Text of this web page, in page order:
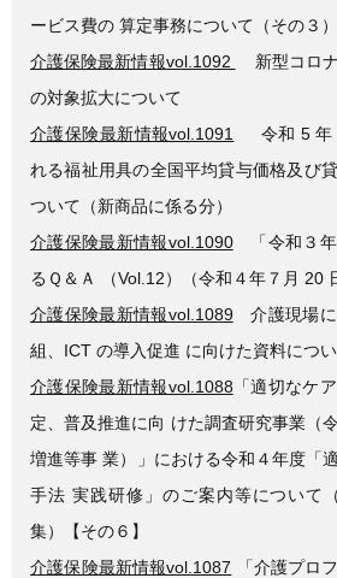
ービス費の 算定事務について（その３）
介護保険最新情報vol.1092
新型コロ
の対象拡大について
介護保険最新情報vol.1091
令和 5 年
れる福祉用具の全国平均貸与価格及び
ついて（新商品に係る分）
介護保険最新情報vol.1090「令和３年
るＱ＆Ａ （Vol.12）（令和４年７月 20
介護保険最新情報vol.1089介護現場に
組、ICT の導入促進 に向けた資料につい
介護保険最新情報vol.1088 「適切なケ
定、普及推進に向 けた調査研究事業（
増進等事 業）」における令和４年度「
手法 実践研修」のご案内等について
集）【その６】
介護保険最新情報vol.1087 「介護プロ